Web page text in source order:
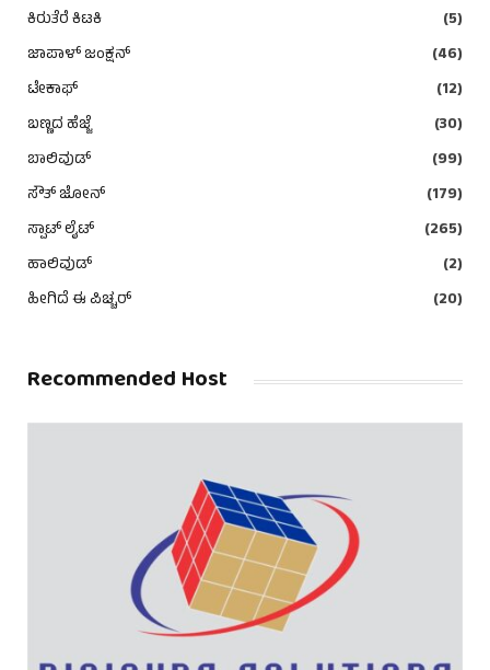
ಕಿರುತೆರೆ ಕಿಟಕಿ
(5)
ಜಾಪಾಳ್ ಜಂಕ್ಷನ್
(46)
ಟೇಕಾಫ್
(12)
ಬಣ್ಣದ ಹೆಜ್ಜೆ
(30)
ಬಾಲಿವುಡ್
(99)
ಸೌತ್ ಜೋನ್
(179)
ಸ್ಪಾಟ್ ಲೈಟ್
(265)
ಹಾಲಿವುಡ್
(2)
ಹೀಗಿದೆ ಈ ಪಿಚ್ಚರ್
(20)
Recommended Host